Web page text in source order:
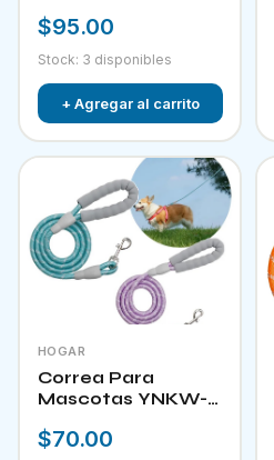
$95.00
Stock: 3 disponibles
+ Agregar al carrito
HOGAR
Correa Para
Mascotas YNKW-
$70.00